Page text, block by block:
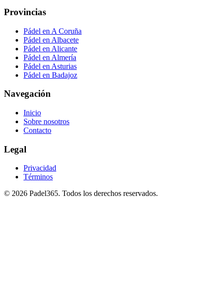
Provincias
Pádel en A Coruña
Pádel en Albacete
Pádel en Alicante
Pádel en Almería
Pádel en Asturias
Pádel en Badajoz
Navegación
Inicio
Sobre nosotros
Contacto
Legal
Privacidad
Términos
© 2026 Padel365. Todos los derechos reservados.